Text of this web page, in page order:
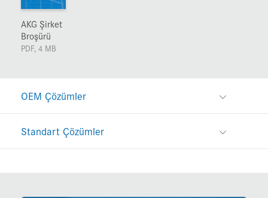
AKG Şirket
Broşürü
PDF, 4 MB
OEM Çözümler
Standart Çözümler